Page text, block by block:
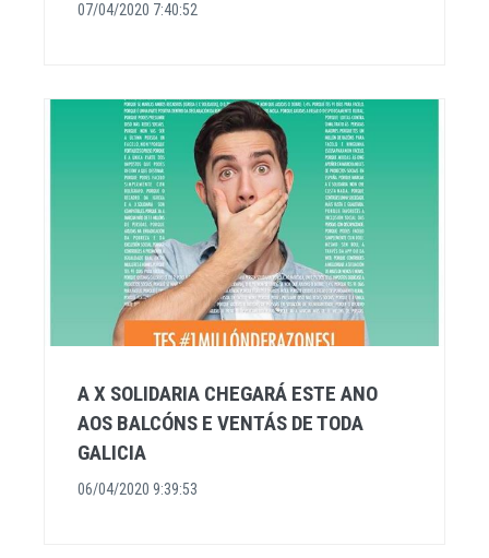
07/04/2020 7:40:52
A X SOLIDARIA CHEGARÁ ESTE ANO
AOS BALCÓNS E VENTÁS DE TODA
GALICIA
06/04/2020 9:39:53